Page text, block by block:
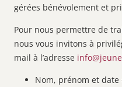
gérées bénévolement et
Pour nous permettre de
nous vous invitons à
mail à l’adresse
Nom, prénom et date